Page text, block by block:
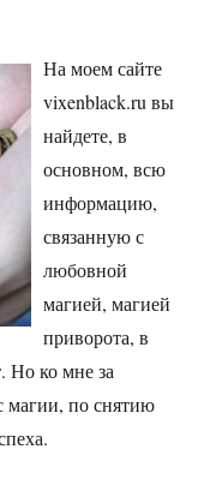
На моем сайте
vixenblack.ru вы
найдете, в
основном, всю
информацию,
связанную с
любовной
магией, магией
приворота, в
Но ко мне за
магии, по снятию